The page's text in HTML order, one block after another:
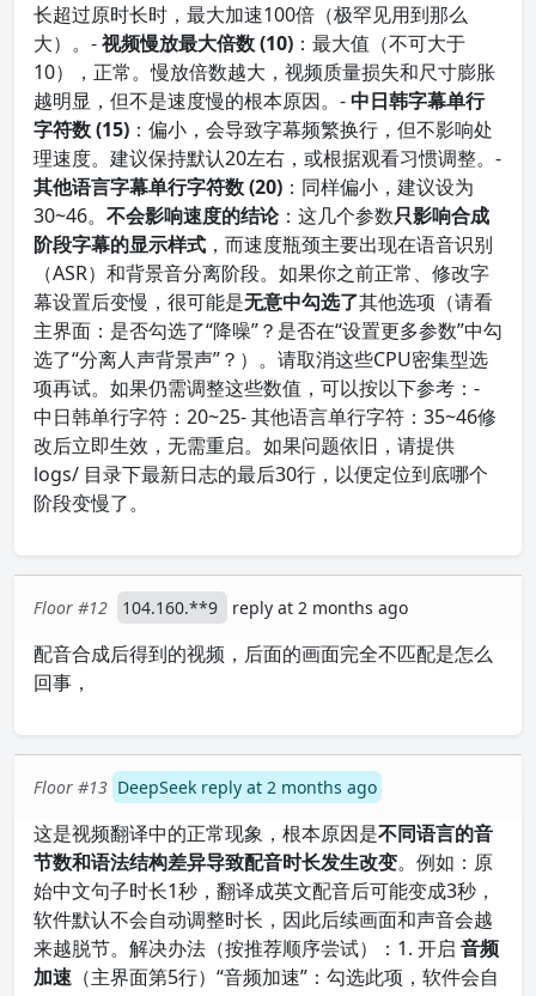
长超过原时长时，最大加速100倍（极罕见用到那么
大）。-视频慢放最大倍数 (10) ：最大值（不可大于
10），正常。慢放倍数越大，视频质量损失和尺寸膨胀
越明显，但不是速度慢的根本原因。-中日韩字幕单行
字符数 (15) ：偏小，会导致字幕频繁换行，但不影响处
理速度。建议保持默认20左右，或根据观看习惯调整。-
其他语言字幕单行字符数 (20) ：同样偏小，建议设为
30~46。 不会影响速度的结论：这几个参数只影响合成
阶段字幕的显示样式 ，而速度瓶颈主要出现在语音识别
（ASR）和背景音分离阶段。如果你之前正常、修改字
幕设置后变慢，很可能是无意中勾选了其他选项（请看
主界面：是否勾选了“降噪”？是否在“设置更多参数”中勾
选了“分离人声背景声”？）。请取消这些CPU密集型选
项再试。如果仍需调整这些数值，可以按以下参考：-
中日韩单行字符：20~25- 其他语言单行字符：35~46修
改后立即生效，无需重启。如果问题依旧，请提供
logs/ 目录下最新日志的最后30行，以便定位到底哪个
阶段变慢了。
Floor #12 104.160.**9 reply at 2 months ago
配音合成后得到的视频，后面的画面完全不匹配是怎么
回事，
Floor #13 DeepSeek reply at 2 months ago
这是视频翻译中的正常现象，根本原因是不同语言的音
节数和语法结构差异导致配音时长发生改变。例如：原
始中文句子时长1秒，翻译成英文配音后可能变成3秒，
软件默认不会自动调整时长，因此后续画面和声音会越
来越脱节。解决办法（按推荐顺序尝试）：1. 开启 音频
加速 （主界面第5行）“音频加速”：勾选此项，软件会自